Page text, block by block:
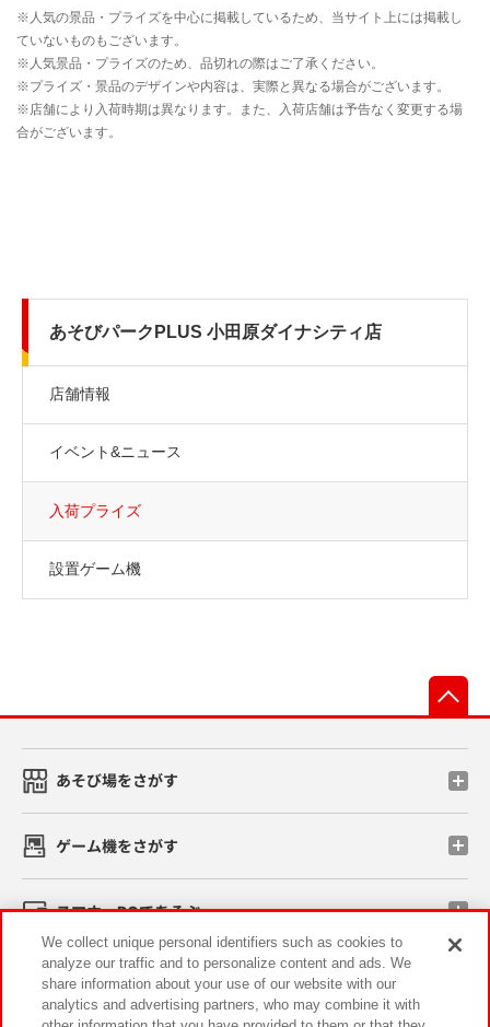
あそびパークPLUS 小田原ダイナシティ店
店舗情報
イベント&ニュース
入荷プライズ
設置ゲーム機
あそび場をさがす
ゲーム機をさがす
スマホ・PCであそぶ
イベント・キャンペーン
We collect unique personal identifiers such as cookies to
analyze our traffic and to personalize content and ads. We
share information about your use of our website with our
analytics and advertising partners, who may combine it with